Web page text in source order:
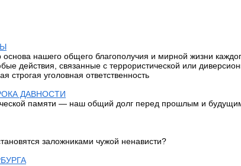
основа нашего общего благополучия и мирной жизни
действия, связанные с террористической или
строгая уголовная ответственность
ДАВНОСТИ
памяти — наш общий долг перед прошлым и
заложниками чужой ненависти?